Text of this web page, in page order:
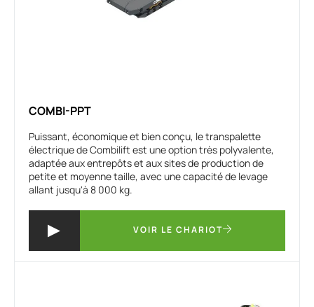
COMBI-PPT
Puissant, économique et bien conçu, le transpalette
électrique de Combilift est une option très polyvalente,
adaptée aux entrepôts et aux sites de production de
petite et moyenne taille, avec une capacité de levage
allant jusqu'à 8 000 kg.
VOIR LE CHARIOT